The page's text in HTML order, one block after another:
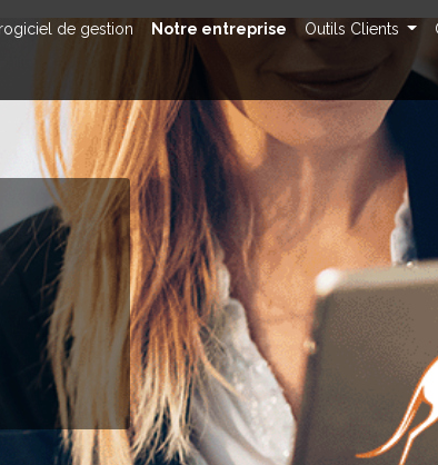
de gestion Notre entreprise Outils Clients